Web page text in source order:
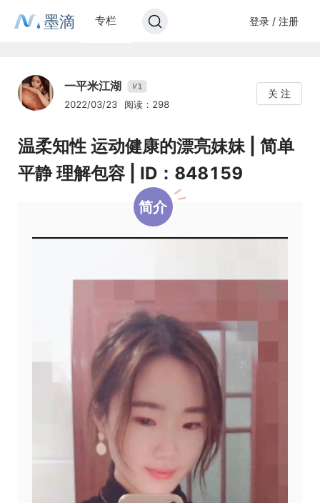
墨滴 专栏 登录 / 注册
一平米江湖 V1
2022/03/23 阅读：298
关 注
温柔知性 运动健康的漂亮妹妹 | 简单
平静 理解包容 | ID：848159
简介